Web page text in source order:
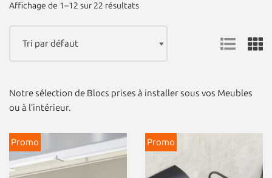
Affichage de 1–12 sur 22 résultats
Notre sélection de Blocs prises à installer sous vos Meubles
ou à l’intérieur.
Promo Promo